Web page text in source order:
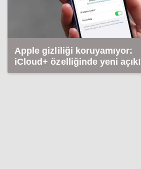
Apple gizliliği koruyamıyor:
iCloud+ özelliğinde yeni açık!